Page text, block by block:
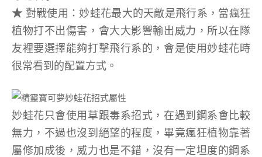
★ 對戰使用：妙蛙花最大的天敵是飛行系，當瘋狂
植物打不出傷害，會大大影響輸出威力，所以在隊
友裡要選擇能夠打擊飛行系的，會是使用妙蛙花時
很常看到的配置方式。
妙蛙花只會使用草跟毒系招式，在遇到鋼系會比較
無力，不過也沒到絕望的程度，畢竟瘋狂植物靠著
屬修加成後，威力也是不錯，沒有一定坦度的鋼系